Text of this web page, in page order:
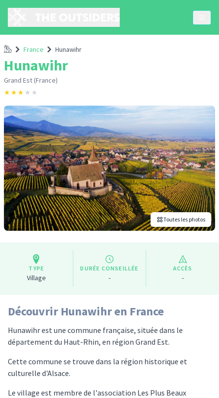
Accueil
France Hunawihr
Hunawihr
Grand Est (France)
★★★ ★ ★
Toutes les photos
TYPE
Village
DURÉE CONSEILLÉE
-
ACCÈS
-
Découvrir Hunawihr en France
Hunawihr est une commune française, située dans le
département du Haut-Rhin, en région Grand Est.
Cette commune se trouve dans la région historique et
culturelle d'Alsace.
Le village est membre de l'association Les Plus Beaux